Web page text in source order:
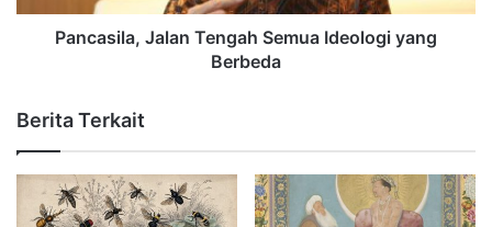
Pancasila, Jalan Tengah Semua Ideologi yang
Berbeda
Berita Terkait